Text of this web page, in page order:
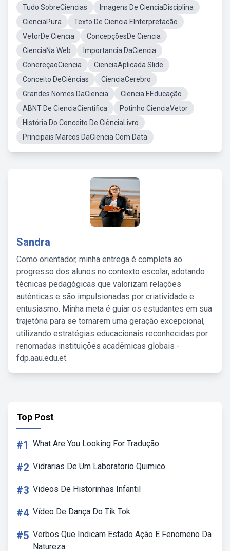
Tudo SobreCiencias
Imagens De CienciaDisciplina
CienciaPura
Texto De Ciencia EInterpretacão
VetorDe Ciencia
ConcepçõesDe Ciencia
CienciaNa Web
Importancia DaCiencia
ConereçaoCiencia
CienciaAplicada Slide
Conceito DeCiências
CienciaCerebro
Grandes Nomes DaCiencia
Ciencia EEducação
ABNT De CienciaCientifica
Potinho CienciaVetor
História Do Conceito De CiênciaLivro
Principais Marcos DaCiencia Com Data
Sandra
Como orientador, minha entrega é completa ao
progresso dos alunos no contexto escolar, adotando
técnicas pedagógicas que valorizam relações
autênticas e são impulsionadas por criatividade e
entusiasmo. Minha meta é guiar os estudantes em sua
trajetória para se tornarem uma geração excepcional,
utilizando estratégias educacionais reconhecidas por
renomadas instituições acadêmicas globais -
fdp.aau.edu.et.
Top Post
#1 What Are You Looking For Tradução
#2 Vidrarias De Um Laboratorio Quimico
#3 Videos De Historinhas Infantil
#4 Vídeo De Dança Do Tik Tok
#5 Verbos Que Indicam Estado Ação E Fenomeno Da
Natureza